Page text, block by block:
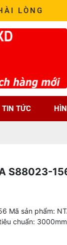
LÒNG
TIN TỨC
S88023-
Mã sản phẩm:
chuẩn: